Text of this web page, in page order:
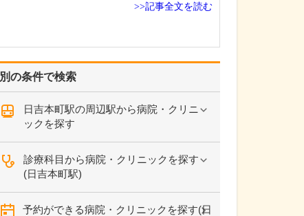
別の条件で検索
日吉本町駅の周辺駅から病院・クリニ
ックを探す
診療科目から病院・クリニックを探す
(日吉本町駅)
予約ができる病院・クリニックを探す(日
>>記事全文を読む